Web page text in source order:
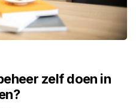
zelf doen in